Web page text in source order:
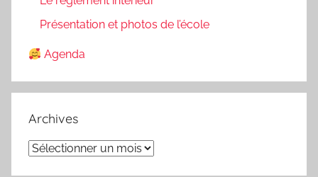
Présentation et photos de l’école
Agenda
Archives
Archives